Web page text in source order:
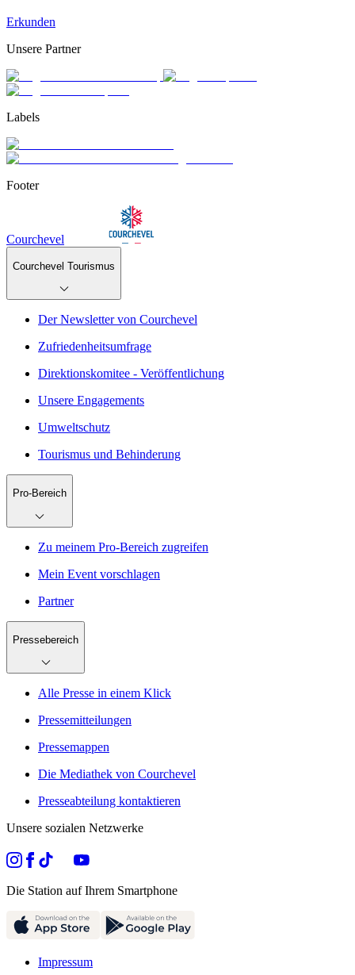
Erkunden
Unsere Partner
Labels
Footer
Courchevel
Courchevel Tourismus
Der Newsletter von Courchevel
Zufriedenheitsumfrage
Direktionskomitee - Veröffentlichung
Unsere Engagements
Umweltschutz
Tourismus und Behinderung
Pro-Bereich
Zu meinem Pro-Bereich zugreifen
Mein Event vorschlagen
Partner
Pressebereich
Alle Presse in einem Klick
Pressemitteilungen
Pressemappen
Die Mediathek von Courchevel
Presseabteilung kontaktieren
Unsere sozialen Netzwerke
Die Station auf Ihrem Smartphone
Impressum